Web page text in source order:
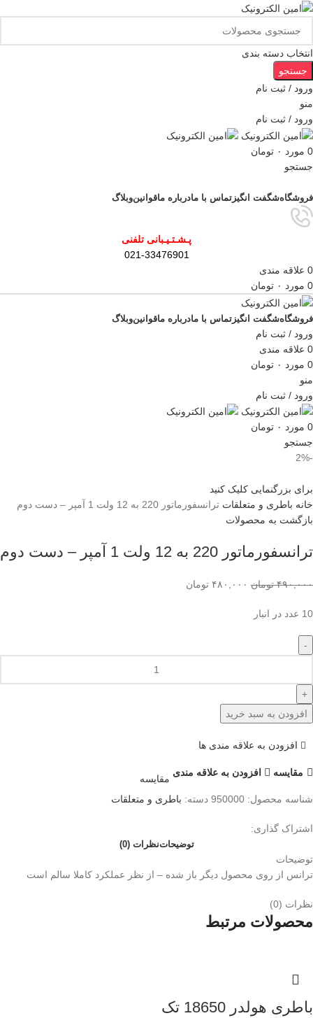
انتخاب دسته بندی
جستجو
ورود / ثبت نام
منو
ورود / ثبت نام
0 مورد ۰ تومان
جستجو
فروشگاهشگفت انگیز تماس با مادرباره ماقوانینوبلاگ
پـشـتـیـبانی تلفنی
021-33476901
0 علاقه مندی
0 مورد ۰ تومان
فروشگاهشگفت انگیز تماس با مادرباره ماقوانینوبلاگ
ورود / ثبت نام
0 علاقه مندی
0 مورد ۰ تومان
منو
ورود / ثبت نام
0 مورد ۰ تومان
جستجو
-2%
برای بزرگنمایی کلیک کنید
خانه باطری و متعلقات ترانسفورماتور 220 به 12 ولت 1 آمپر – دست دوم
بازگشت به محصولات
ترانسفورماتور 220 به 12 ولت 1 آمپر – دست دوم
۴۹۰,۰۰۰ تومان ۴۸۰,۰۰۰ تومان
10 عدد در انبار
افزودن به سبد خرید
افزودن به علاقه مندی ها
مقايسه افزودن به علاقه مندی
مقایسه
شناسه محصول: 950000 دسته: باطری و متعلقات
اشتراک گذاری:
توضیحاتنظرات (0)
توضیحات
ترانس از روی محصول دیگر باز شده – از نظر عملکرد کاملا سالم است
نظرات (0)
محصولات مرتبط
باطری هولدر 18650 تک